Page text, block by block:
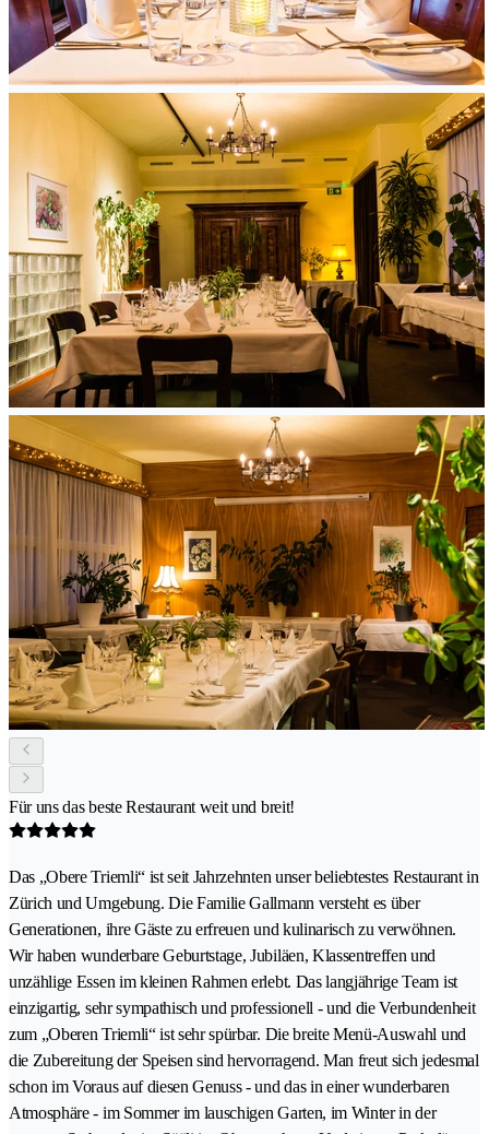
Für uns das beste Restaurant weit und breit!
Das „Obere Triemli“ ist seit Jahrzehnten unser beliebtestes Restaurant in
Zürich und Umgebung. Die Familie Gallmann versteht es über
Generationen, ihre Gäste zu erfreuen und kulinarisch zu verwöhnen.
Wir haben wunderbare Geburtstage, Jubiläen, Klassentreffen und
unzählige Essen im kleinen Rahmen erlebt. Das langjährige Team ist
einzigartig, sehr sympathisch und professionell - und die Verbundenheit
zum „Oberen Triemli“ ist sehr spürbar. Die breite Menü-Auswahl und
die Zubereitung der Speisen sind hervorragend. Man freut sich jedesmal
schon im Voraus auf diesen Genuss - und das in einer wunderbaren
Atmosphäre - im Sommer im lauschigen Garten, im Winter in der